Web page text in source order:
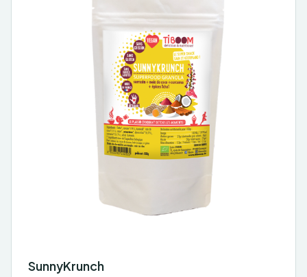
SunnyKrunch